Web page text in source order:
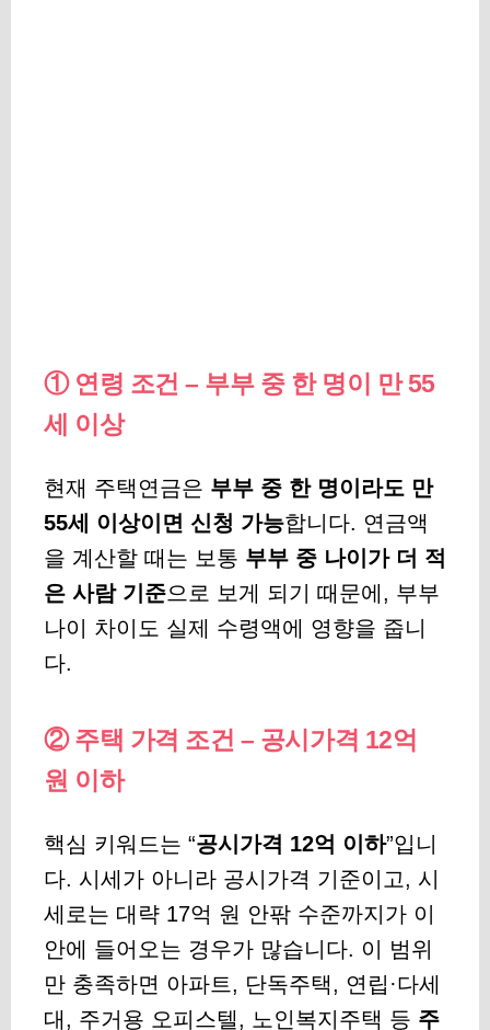
① 연령 조건 – 부부 중 한 명이 만 55
세 이상
현재 주택연금은 부부 중 한 명이라도 만
55세 이상이면 신청 가능합니다. 연금액
을 계산할 때는 보통 부부 중 나이가 더 적
은 사람 기준으로 보게 되기 때문에, 부부
나이 차이도 실제 수령액에 영향을 줍니
다.
② 주택 가격 조건 – 공시가격 12억
원 이하
핵심 키워드는 “공시가격 12억 이하”입니
다. 시세가 아니라 공시가격 기준이고, 시
세로는 대략 17억 원 안팎 수준까지가 이
안에 들어오는 경우가 많습니다. 이 범위
만 충족하면 아파트, 단독주택, 연립·다세
대, 주거용 오피스텔, 노인복지주택 등 주